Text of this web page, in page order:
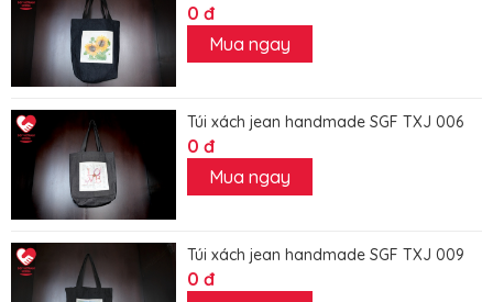
0 đ
Mua ngay
Túi xách jean handmade SGF TXJ 006
0 đ
Mua ngay
Túi xách jean handmade SGF TXJ 009
0 đ